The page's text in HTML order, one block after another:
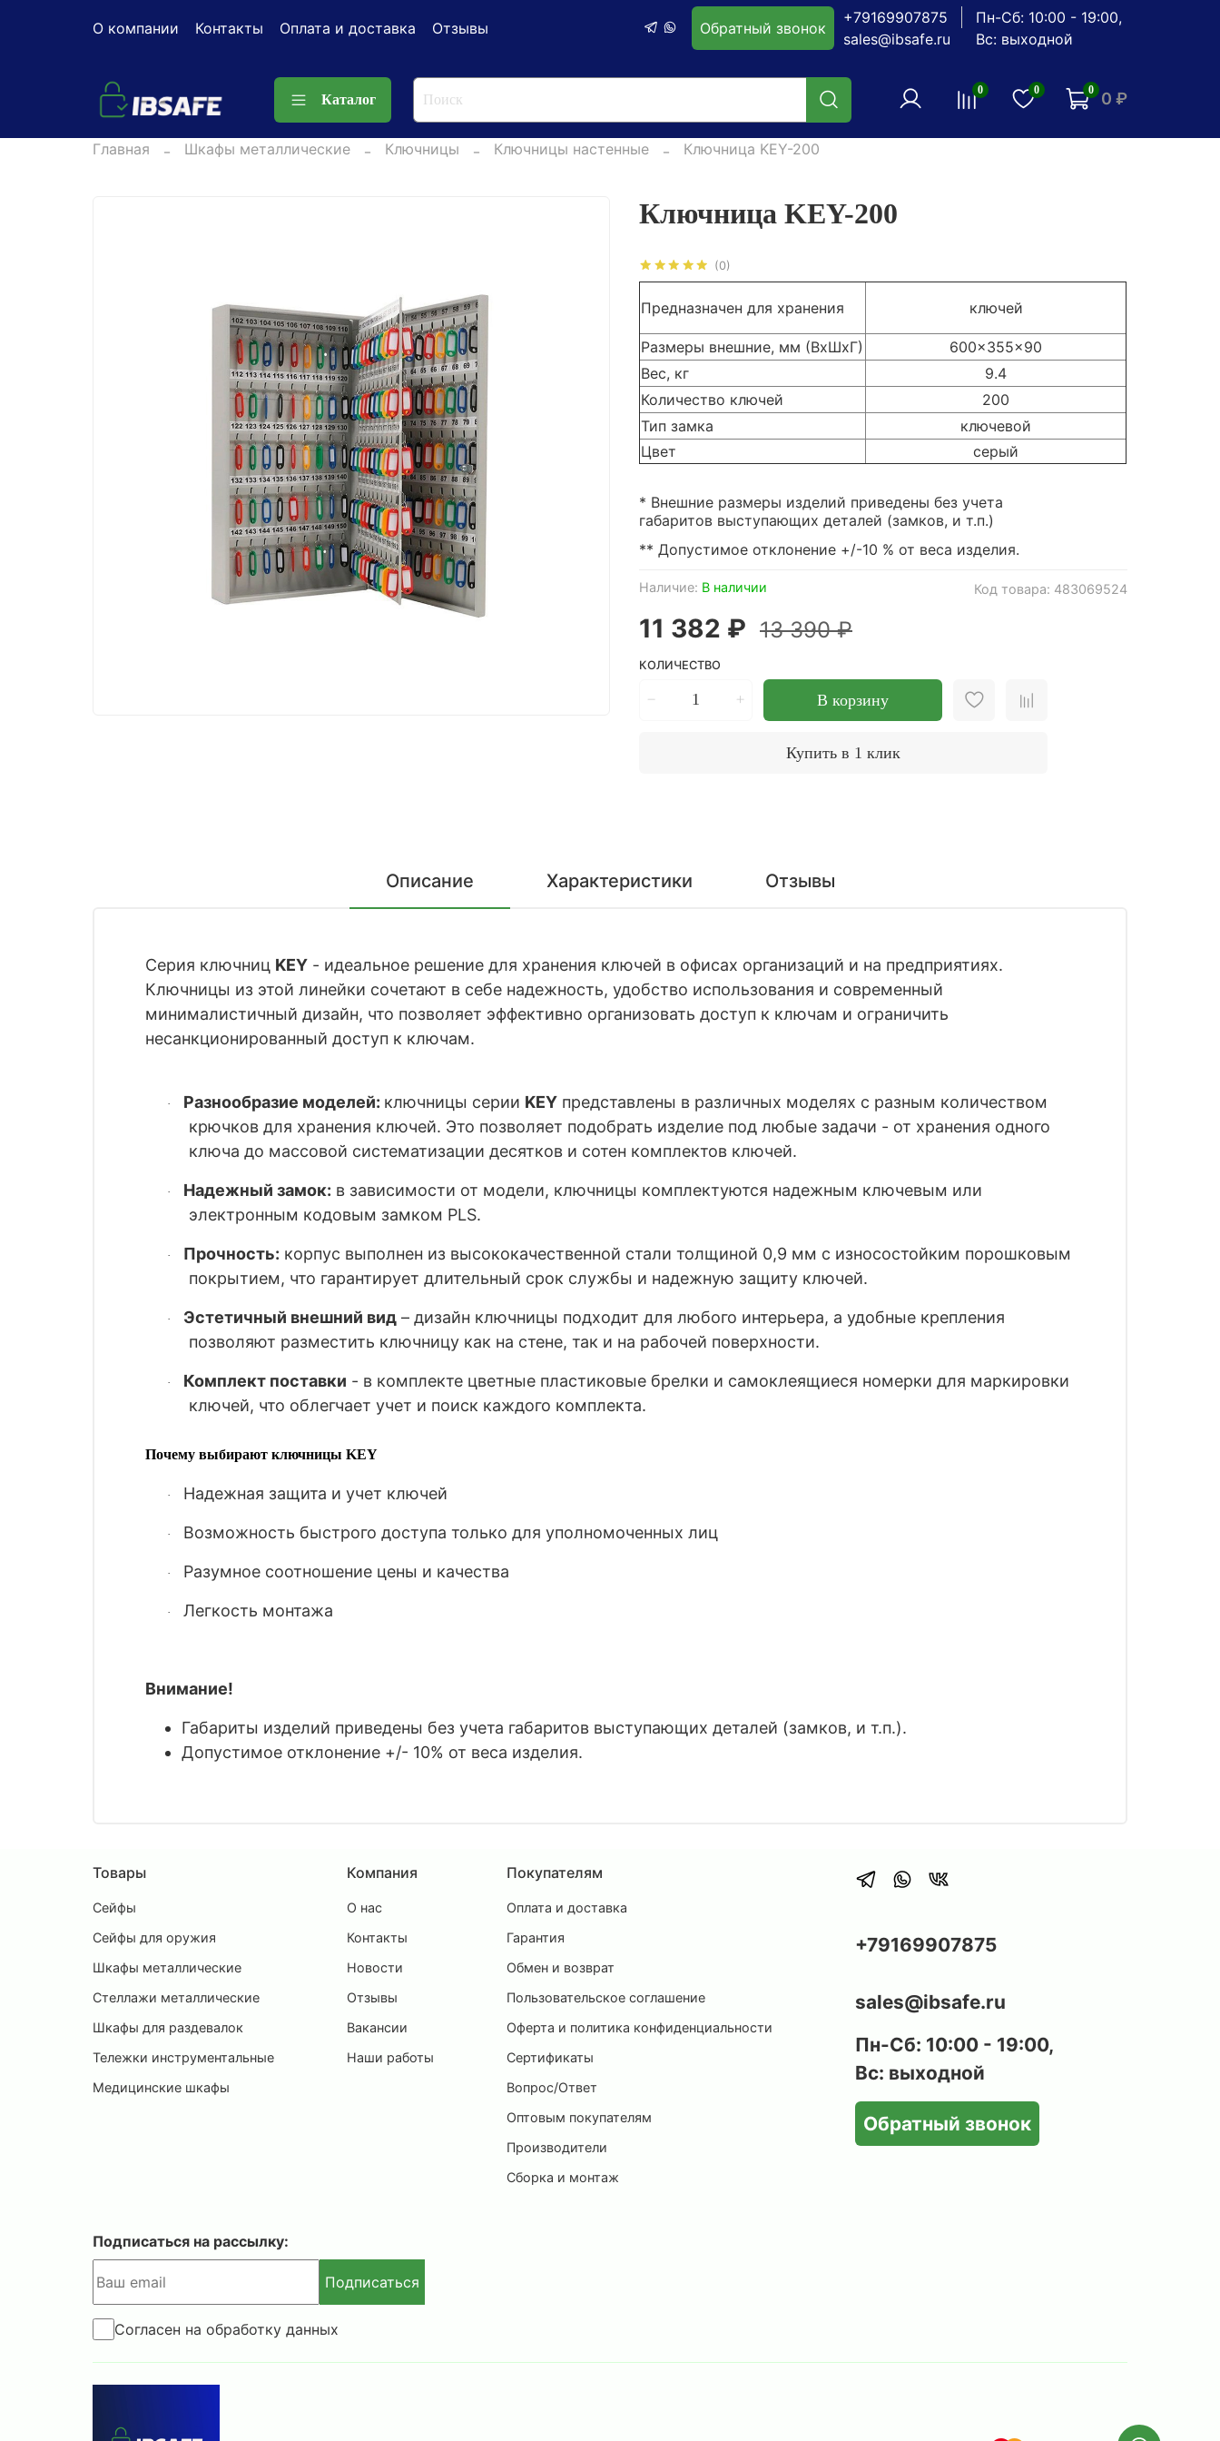
О компании Контакты Оплата и доставка Отзывы Обратный звонок
+79169907875
sales@ibsafe.ru
Пн-Сб: 10:00 - 19:00,
Вс: выходной
Каталог
0 0 0 0 ₽
Главная Шкафы металлические Ключницы Ключницы настенные Ключница KEY-200
(0)
Код товара: 483069524
Наличие: В наличии
Ключница KEY-200
11 382 ₽ 13 390 ₽
КОЛИЧЕСТВО
В корзину
Купить в 1 клик
Предназначен для хранения ключей
Размеры внешние, мм (ВхШхГ)
600x355x90
Вес, кг
9.4
Количество ключей
200
Тип замка
ключевой
Цвет
серый
* Внешние размеры изделий приведены без учета
габаритов выступающих деталей (замков, и т.п.)
** Допустимое отклонение +/-10 % от веса изделия.
Описание Характеристики Отзывы
Серия ключниц KEY - идеальное решение для хранения ключей в офисах организаций и на предприятиях.
Ключницы из этой линейки сочетают в себе надежность, удобство использования и современный
минималистичный дизайн, что позволяет эффективно организовать доступ к ключам и ограничить
несанкционированный доступ к ключам.
· Разнообразие моделей: ключницы серии KEY представлены в различных моделях с разным количеством
крючков для хранения ключей. Это позволяет подобрать изделие под любые задачи - от хранения одного
ключа до массовой систематизации десятков и сотен комплектов ключей.
· Надежный замок: в зависимости от модели, ключницы комплектуются надежным ключевым или
электронным кодовым замком PLS.
· Прочность: корпус выполнен из высококачественной стали толщиной 0,9 мм с износостойким порошковым
покрытием, что гарантирует длительный срок службы и надежную защиту ключей.
· Эстетичный внешний вид – дизайн ключницы подходит для любого интерьера, а удобные крепления
позволяют разместить ключницу как на стене, так и на рабочей поверхности.
· Комплект поставки - в комплекте цветные пластиковые брелки и самоклеящиеся номерки для маркировки
ключей, что облегчает учет и поиск каждого комплекта.
Почему выбирают ключницы KEY
· Надежная защита и учет ключей
· Возможность быстрого доступа только для уполномоченных лиц
· Разумное соотношение цены и качества
· Легкость монтажа
Внимание!
Габариты изделий приведены без учета габаритов выступающих деталей (замков, и т.п.).
Допустимое отклонение +/- 10% от веса изделия.
Товары
Сейфы
Сейфы для оружия
Шкафы металлические
Стеллажи металлические
Шкафы для раздевалок
Тележки инструментальные
Медицинские шкафы
Компания
О нас
Контакты
Новости
Отзывы
Вакансии
Наши работы
Покупателям
Оплата и доставка
Гарантия
Обмен и возврат
Пользовательское соглашение
Оферта и политика конфиденциальности
Сертификаты
Вопрос/Ответ
Оптовым покупателям
Производители
Сборка и монтаж
+79169907875
sales@ibsafe.ru
Пн-Сб: 10:00 - 19:00,
Вс: выходной
Обратный звонок
Подписаться на рассылку:
Подписаться
Согласен на обработку данных